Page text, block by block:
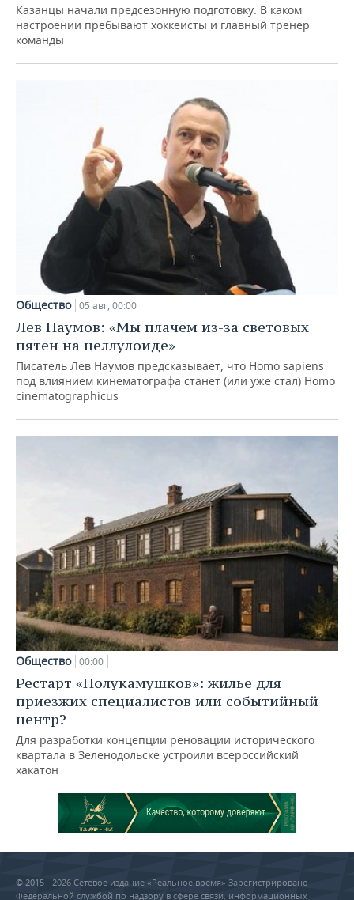
Казанцы начали предсезонную подготовку. В каком
настроении пребывают хоккеисты и главный тренер
команды
Общество 05 авг, 00:00
Лев Наумов: «Мы плачем из-за световых
пятен на целлулоиде»
Писатель Лев Наумов предсказывает, что Homo sapiens
под влиянием кинематографа станет (или уже стал) Homo
cinematographicus
Общество 00:00
Рестарт «Полукамушков»: жилье для
приезжих специалистов или событийный
центр?
Для разработки концепции реновации исторического
квартала в Зеленодольске устроили всероссийский
хакатон
© 2015 - 2026 Сетевое издание «Реальное время» Зарегистрировано
Федеральной службой по надзору в сфере связи, информационных